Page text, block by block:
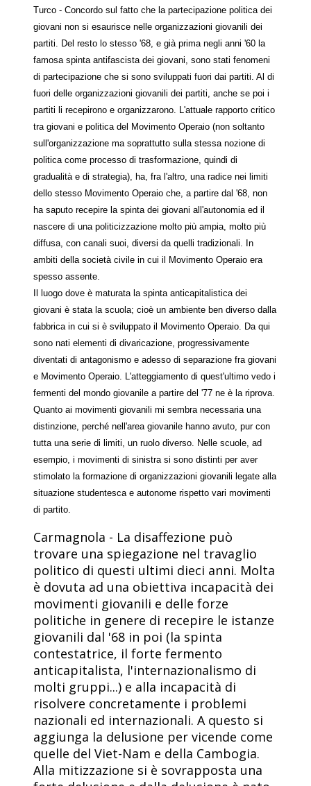
Turco - Concordo sul fatto che la partecipazione politica dei
giovani non si esaurisce nelle organizzazioni giovanili dei
partiti. Del resto lo stesso '68, e già prima negli anni '60 la
famosa spinta antifascista dei giovani, sono stati fenomeni
di partecipazione che si sono sviluppati fuori dai partiti. Al di
fuori delle organizzazioni giovanili dei partiti, anche se poi i
partiti li recepirono e organizzarono. L'attuale rapporto critico
tra giovani e politica del Movimento Operaio (non soltanto
sull'organizzazione ma soprattutto sulla stessa nozione di
politica come processo di trasformazione, quindi di
gradualità e di strategia), ha, fra l'altro, una radice nei limiti
dello stesso Movimento Operaio che, a partire dal '68, non
ha saputo recepire la spinta dei giovani all'autonomia ed il
nascere di una politicizzazione molto più ampia, molto più
diffusa, con canali suoi, diversi da quelli tradizionali. In
ambiti della società civile in cui il Movimento Operaio era
spesso assente.
Il luogo dove è maturata la spinta anticapitalistica dei
giovani è stata la scuola; cioè un ambiente ben diverso dalla
fabbrica in cui si è sviluppato il Movimento Operaio. Da qui
sono nati elementi di divaricazione, progressivamente
diventati di antagonismo e adesso di separazione fra giovani
e Movimento Operaio. L'atteggiamento di quest'ultimo vedo i
fermenti del mondo giovanile a partire del '77 ne è la riprova.
Quanto ai movimenti giovanili mi sembra necessaria una
distinzione, perché nell'area giovanile hanno avuto, pur con
tutta una serie di limiti, un ruolo diverso. Nelle scuole, ad
esempio, i movimenti di sinistra si sono distinti per aver
stimolato la formazione di organizzazioni giovanili legate alla
situazione studentesca e autonome rispetto vari movimenti
di partito.
Carmagnola - La disaffezione può
trovare una spiegazione nel travaglio
politico di questi ultimi dieci anni. Molta
è dovuta ad una obiettiva incapacità dei
movimenti giovanili e delle forze
politiche in genere di recepire le istanze
giovanili dal '68 in poi (la spinta
contestatrice, il forte fermento
anticapitalista, l'internazionalismo di
molti gruppi...) e alla incapacità di
risolvere concretamente i problemi
nazionali ed internazionali. A questo si
aggiunga la delusione per vicende come
quelle del Viet-Nam e della Cambogia.
Alla mitizzazione si è sovrapposta una